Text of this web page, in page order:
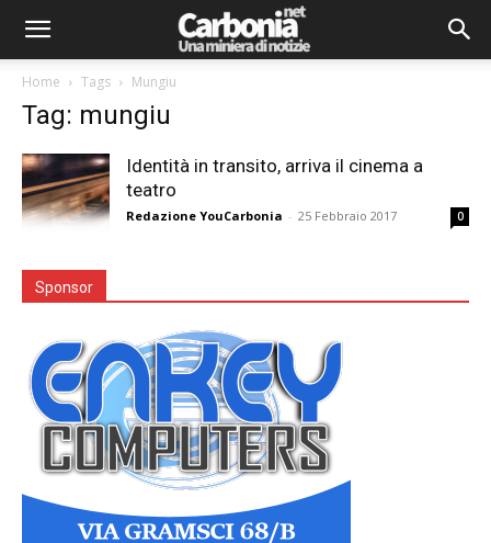
Home Tags Mungiu
Tag: mungiu
Identità in transito, arriva il cinema a
teatro
Redazione YouCarbonia - 25 Febbraio 2017 0
Sponsor